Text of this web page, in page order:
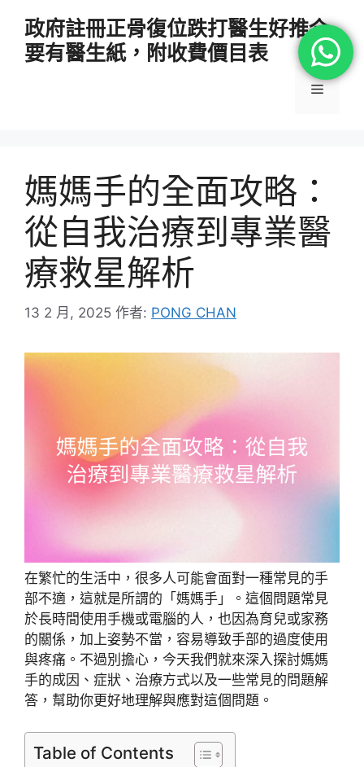
政府註冊正骨復位跌打醫生好推介
要有醫生紙，附收費價目表
選
媽媽手的全面攻略：
從自我治療到專業醫
療救星解析
13 2 月, 2025 作者: PONG CHAN
在繁忙的生活中，很多人可能會面對一種常見的手
部不適，這就是所謂的「媽媽手」。這個問題常見
於長時間使用手機或電腦的人，也因為育兒或家務
的關係，加上姿勢不當，容易導致手部的過度使用
與疼痛。不過別擔心，今天我們就來深入探討媽媽
手的成因、症狀、治療方式以及一些常見的問題解
答，幫助你更好地理解與應對這個問題。
Table of Contents